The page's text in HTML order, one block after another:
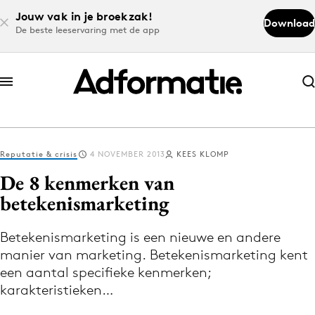
Jouw vak in je broekzak!
De beste leeservaring met de app
Download
Abonneer nu
Abonneer nu
Log in
Download de app
Volg het laatste nieuws via de Adformatie
Nieuws app
Reputatie & crisis 4 NOVEMBER 2013 KEES KLOMP
De 8 kenmerken van
betekenismarketing
Betekenismarketing is een nieuwe en andere
manier van marketing. Betekenismarketing kent
een aantal specifieke kenmerken;
karakteristieken…